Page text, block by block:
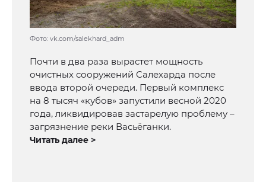
Фото: vk.com/salekhard_adm
Почти в два раза вырастет мощность
очистных сооружений Салехарда после
ввода второй очереди. Первый комплекс
на 8 тысяч «кубов» запустили весной 2020
года, ликвидировав застарелую проблему –
загрязнение реки Васьёганки.
Читать далее >